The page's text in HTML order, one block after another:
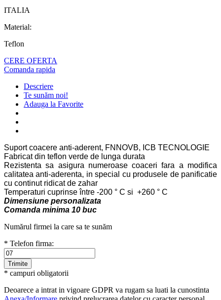
ITALIA
Material:
Teflon
CERE OFERTA
Comanda rapida
Descriere
Te sunăm noi!
Adauga la Favorite
Suport coacere anti-aderent, FNNOVB, ICB TECNOLOGIE
Fabricat din teflon verde de lunga durata
Rezistenta sa asigura numeroase coaceri fara a modifica
calitatea anti-aderenta, in special cu produsele de panificatie
cu continut ridicat de zahar
Temperaturi cuprinse între -200 ° C si +260 ° C
Dimensiune personalizata
Comanda minima 10 buc
Numărul firmei la care sa te sunăm
* Telefon firma:
* campuri obligatorii
Deoarece a intrat in vigoare GDPR va rugam sa luati la cunostinta